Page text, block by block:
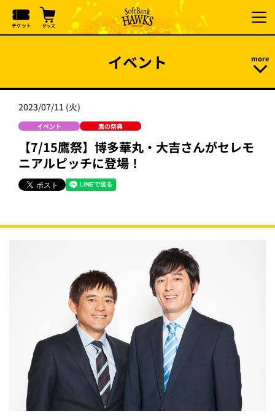
イベント
2023/07/11 (火)
イベント 鷹の祭典
【7/15鷹祭】博多華丸・大吉さんがセレモ
ニアルピッチに登場！